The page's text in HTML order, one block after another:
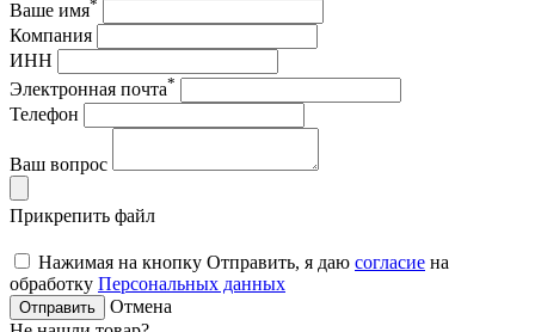
Ваше имя*
Компания
ИНН
Электронная почта*
Телефон
Ваш вопрос
Прикрепить файл
Нажимая на кнопку Отправить, я даю согласие на
обработку Персональных данных
Отправить
Отмена